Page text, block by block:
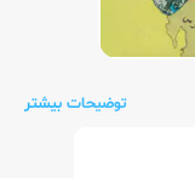
توضیحات بیشتر